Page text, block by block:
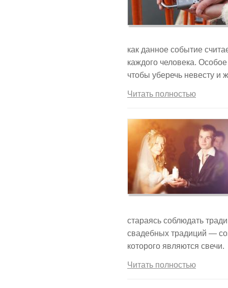
как данное событие
каждого человека.
чтобы уберечь невесту и
Читать полностью
стараясь соблюдать
свадебных традиций —
которого являются свечи.
Читать полностью